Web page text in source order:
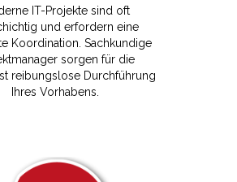
IT-Projekte sind oft
und erfordern eine
Koordination. Sachkundige
sorgen für die
reibungslose Durchführung
Ihres Vorhabens.